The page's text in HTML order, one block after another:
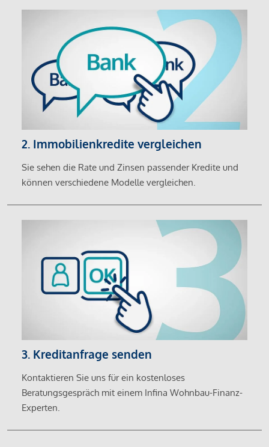
2. Immobilienkredite vergleichen
Sie sehen die Rate und Zinsen passender Kredite und
können verschiedene Modelle vergleichen.
3. Kreditanfrage senden
Kontaktieren Sie uns für ein kostenloses
Beratungsgespräch mit einem Infina Wohnbau-Finanz-
Experten.